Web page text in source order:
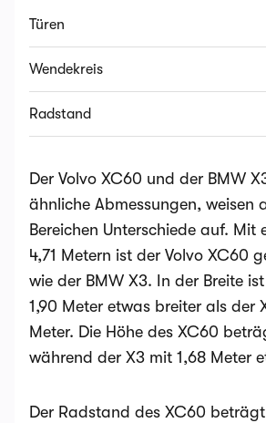
Türen
Wendekreis
Radstand
Der Volvo XC60 und der BMW
ähnliche Abmessungen, weisen
Bereichen Unterschiede auf. Mit
4,71 Metern ist der Volvo XC60
wie der BMW X3. In der Breite
1,90 Meter etwas breiter als der
Meter. Die Höhe des XC60
während der X3 mit 1,68 Meter
Der Radstand des XC60